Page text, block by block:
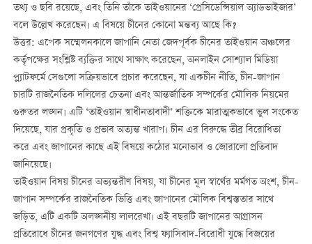
তথ্য ও ছবি রয়েছে, এবং তিনি তাঁকে তাইওয়ানের ‘প্রেসিডেন্সিয়াল অ্যাডভাইজার’
বলে উল্লেখ করেছেন। এ বিষয়ে চীনের কোনো মন্তব্য আছে কি?
উত্তর: এপেক সম্মেলনকালে জাপানি নেতা জেদপূর্বক চীনের তাইওয়ান অঞ্চলের
কর্তৃপক্ষের সংশ্লিষ্ট ব্যক্তির সাথে সাক্ষাৎ করেছেন, অনলাইন সোশ্যাল মিডিয়া
প্ল্যাটফর্মে সেগুলো সক্রিয়ভাবে প্রচার করেছেন, যা একচীন নীতি, চীন-জাপান
চারটি রাজনৈতিক দলিলের চেতনা এবং আন্তর্জাতিক সম্পর্কের মৌলিক নিয়মের
গুরুতর লঙ্ঘন। এটি ‘তাইওয়ান স্বাধীনতাবাদী’ শক্তিকে মারাত্মকভাবে ভুল সংকেত
দিয়েছে, যার প্রকৃতি ও প্রভাব অত্যন্ত খারাপ। চীন এর বিরুদ্ধে তীব্র বিরোধিতা
করে এবং জাপানের কাছে এই বিষয়ে কঠোর মনোভাব ও জোরালো প্রতিবাদ
জানিয়েছে।
তাইওয়ান বিষয় চীনের অভ্যন্তরীণ বিষয়, যা চীনের মূল স্বার্থের মর্মগত অংশ, চীন-
জাপান সম্পর্কের রাজনৈতিক ভিত্তি এবং জাপানের মৌলিক বিশ্বস্ততার সাথে
জড়িত, এটি একটি অলঙ্ঘনীয় লালরেখা। এই বছরটি জাপানের আগ্রাসন
প্রতিরোধে চীনের জনগণের যুদ্ধ এবং বিশ্ব ফ্যাসিবাদ-বিরোধী যুদ্ধে বিজয়ের